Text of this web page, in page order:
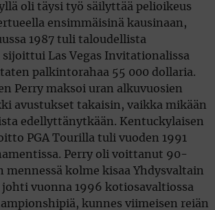
oli täysi työ säilyttää pelioikeus
ensimmäisinä kausinaan,
1987 tuli taloudellista
sijoittui Las Vegas Invitationalissa
palkintorahaa 55 000 dollaria.
Perry maksoi uran alkuvuosien
avustukset takaisin, vaikka mikään
edellyttänytkään. Kentuckylaisen
PGA Tourilla tuli vuoden 1991
Perry oli voittanut 90-
mennessä kolme kisaa Yhdysvaltain
johti vuonna 1996 kotiosavaltiossa
kunnes viimeisen reiän